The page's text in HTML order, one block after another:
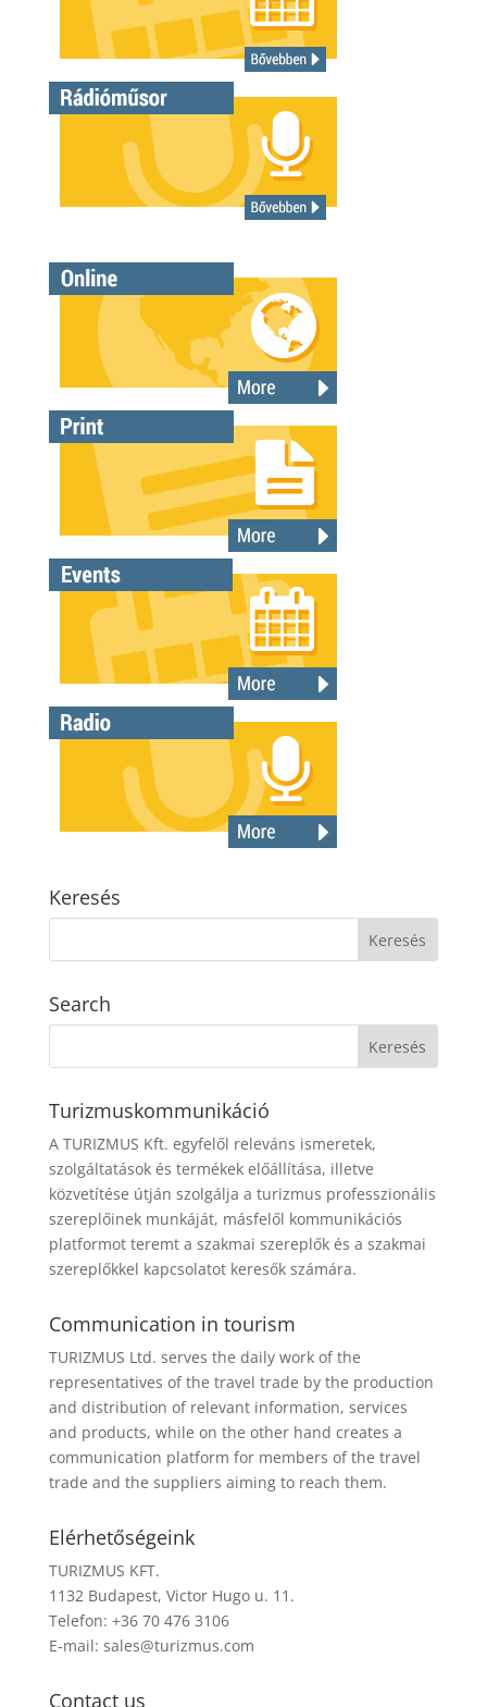
Keresés
Search
Turizmuskommunikáció
A TURIZMUS Kft. egyfelől releváns ismeretek,
szolgáltatások és termékek előállítása, illetve
közvetítése útján szolgálja a turizmus professzionális
szereplőinek munkáját, másfelől kommunikációs
platformot teremt a szakmai szereplők és a szakmai
szereplőkkel kapcsolatot keresők számára.
Communication in tourism
TURIZMUS Ltd. serves the daily work of the
representatives of the travel trade by the production
and distribution of relevant information, services
and products, while on the other hand creates a
communication platform for members of the travel
trade and the suppliers aiming to reach them.
Elérhetőségeink
TURIZMUS KFT.
1132 Budapest, Victor Hugo u. 11.
Telefon: +36 70 476 3106
E-mail: sales@turizmus.com
Contact us